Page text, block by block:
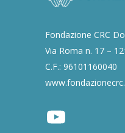
Fondazione CRC
Via Roma n. 17 –
C.F.: 96101160040
Youtube